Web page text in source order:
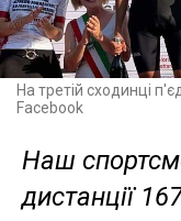
На третій сходинці
Facebook
Наш
дистанції